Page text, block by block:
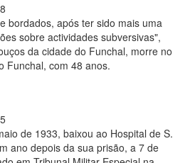
bordados, após ter sido mais uma
sobre actividades subversivas",
da cidade do Funchal, morre no
Funchal, com 48 anos.
de 1933, baixou ao Hospital de S.
ano depois da sua prisão, a 7 de